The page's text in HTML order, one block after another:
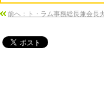
前へ：ト・ラム事務総長兼会長夫